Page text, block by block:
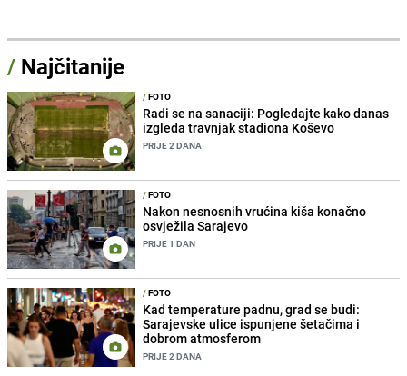
/ Najčitanije
/FOTO
Radi se na sanaciji: Pogledajte kako danas
izgleda travnjak stadiona Koševo
PRIJE 2 DANA
/FOTO
Nakon nesnosnih vrućina kiša konačno
osvježila Sarajevo
PRIJE 1 DAN
/FOTO
Kad temperature padnu, grad se budi:
Sarajevske ulice ispunjene šetačima i
dobrom atmosferom
PRIJE 2 DANA